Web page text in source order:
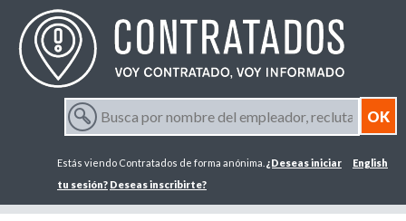
B
u
c
a
p
English
Estás viendo Contratados de forma anónima. ¿Deseas iniciar
tu sesión? Deseas inscribirte?